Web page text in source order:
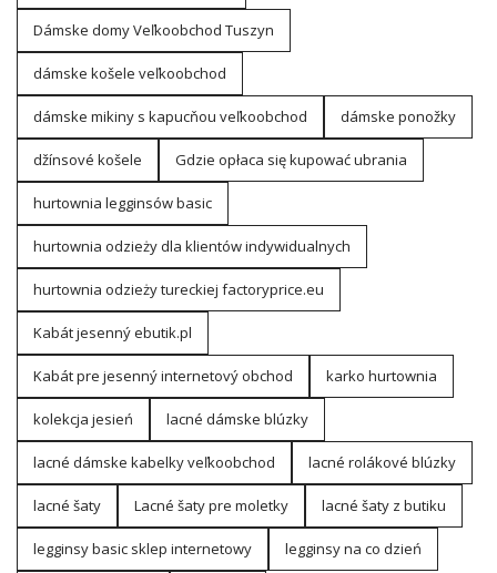
Dámske domy Veľkoobchod Tuszyn
dámske košele veľkoobchod
dámske mikiny s kapucňou veľkoobchod dámske ponožky
džínsové košele Gdzie opłaca się kupować ubrania
hurtownia legginsów basic
hurtownia odzieży dla klientów indywidualnych
hurtownia odzieży tureckiej factoryprice.eu
Kabát jesenný ebutik.pl
Kabát pre jesenný internetový obchod karko hurtownia
kolekcja jesień lacné dámske blúzky
lacné dámske kabelky veľkoobchod lacné rolákové blúzky
lacné šaty Lacné šaty pre moletky lacné šaty z butiku
legginsy basic sklep internetowy legginsy na co dzień